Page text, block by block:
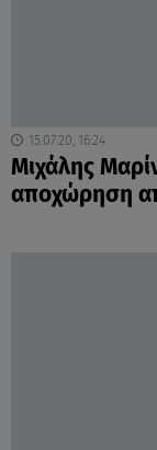
15.07.20, 16:24
Μιχάλης
αποχώρηση